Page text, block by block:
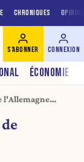
CHRONIQUES
ÉCONOMIE
S'ABONNER CONNEXION
l'Allemagne